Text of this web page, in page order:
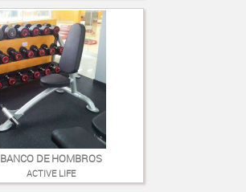
BANCO DE HOMBROS
ACTIVE LIFE